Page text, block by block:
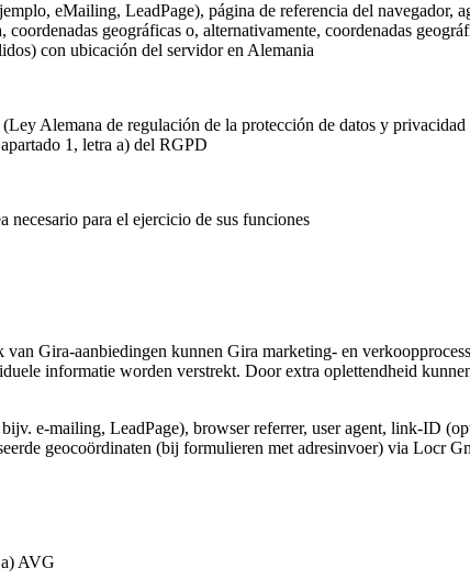
eMailing, LeadPage), página de referencia del
geográficas o, alternativamente, coordenadas
con ubicación del servidor en Alemania
Alemana de regulación de la protección de datos y
1, letra a) del RGPD
necesario para el ejercicio de sus funciones
Gira-aanbiedingen kunnen Gira marketing- en
informatie worden verstrekt. Door extra oplettendheid
e-mailing, LeadPage), browser referrer, user agent, link-ID
geocoördinaten (bij formulieren met adresinvoer) via Locr
AVG